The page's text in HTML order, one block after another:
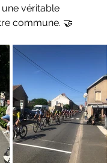
véritable
commune. 🤝